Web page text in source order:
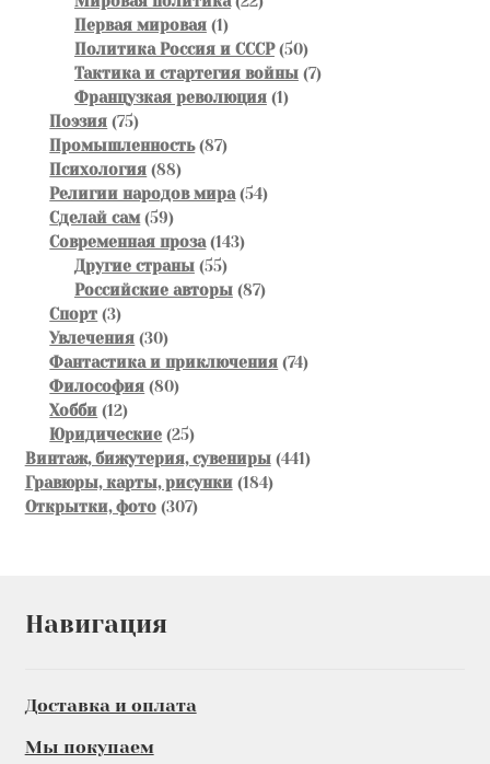
Первая мировая 11
товар
Политика Россия и СССР 5050
товаров
Тактика и стартегия войны 77
Французкая революция 11
Поэзия 7575
товаров
Промышленность 8787
Психология 8888
товаров
Религии народов мира 5454
Сделай сам 5959
товаров
Современная проза 143143
Другие страны 5555
товаров
Российские авторы 8787
Спорт 33
товара
Увлечения 3030
товаров
Фантастика и приключения 7474
Философия 8080
Хобби 1212
товаров
Юридические 2525
товаров
Винтаж, бижутерия, сувениры 441441
Гравюры, карты, рисунки 184184
Открытки, фото 307307
Навигация
Доставка и оплата
Мы покупаем